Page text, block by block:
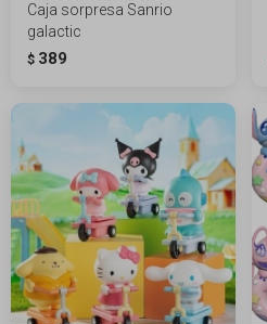
Caja sorpresa Sanrio
galactic
$ 389